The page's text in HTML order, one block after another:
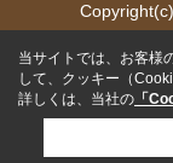
当サイトでは、お客様
して、クッキー（
詳しくは、当社の 「